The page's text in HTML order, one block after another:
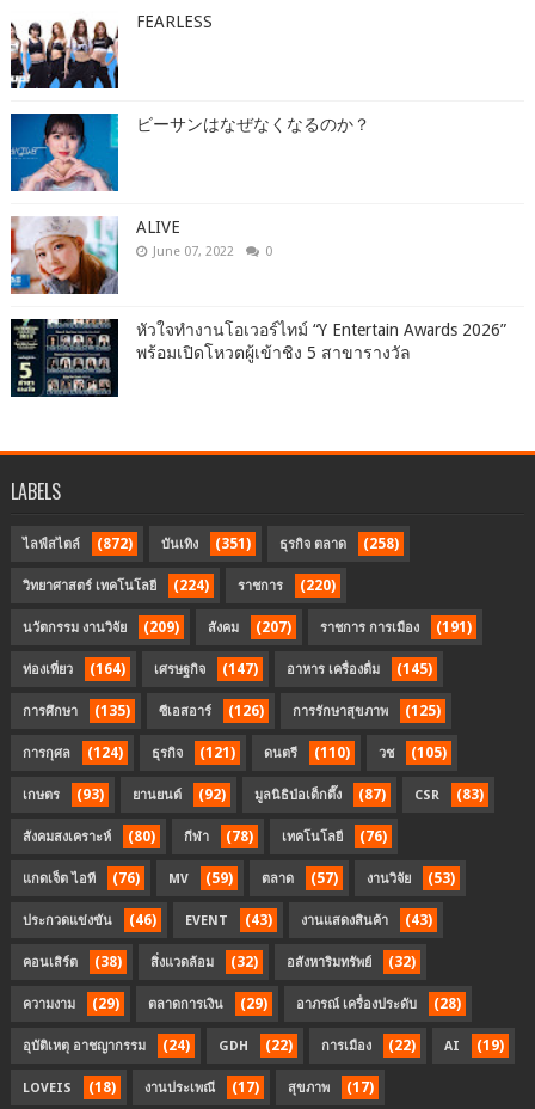
FEARLESS
ビーサンはなぜなくなるのか？
ALIVE
June 07, 2022 0
หัวใจทำงานโอเวอร์ไทม์ “Y Entertain Awards 2026”
พร้อมเปิดโหวตผู้เข้าชิง 5 สาขารางวัล
LABELS
ไลฟ์สไตล์ (872) บันเทิง (351) ธุรกิจ ตลาด (258)
วิทยาศาสตร์ เทคโนโลยี (224) ราชการ (220)
นวัตกรรม งานวิจัย (209) สังคม (207) ราชการ การเมือง (191)
ท่องเที่ยว (164) เศรษฐกิจ (147) อาหาร เครื่องดื่ม (145)
การศึกษา (135) ซีเอสอาร์ (126) การรักษาสุขภาพ (125)
การกุศล (124) ธุรกิจ (121) ดนตรี (110) วช (105)
เกษตร (93) ยานยนต์ (92) มูลนิธิป่อเต็กตึ๊ง (87) CSR (83)
สังคมสงเคราะห์ (80) กีฬา (78) เทคโนโลยี (76)
แกดเจ็ต ไอที (76) MV (59) ตลาด (57) งานวิจัย (53)
ประกวดแข่งขัน (46) EVENT (43) งานแสดงสินค้า (43)
คอนเสิร์ต (38) สิ่งแวดล้อม (32) อสังหาริมทรัพย์ (32)
ความงาม (29) ตลาดการเงิน (29) อาภรณ์ เครื่องประดับ (28)
อุบัติเหตุ อาชญากรรม (24) GDH (22) การเมือง (22) AI (19)
LOVEIS (18) งานประเพณี (17) สุขภาพ (17)